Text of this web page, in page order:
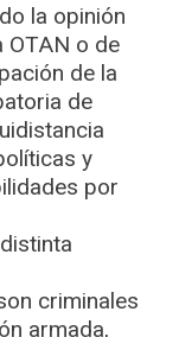
la opinión
OTAN o de
de la
de
y
por
criminales
armada,